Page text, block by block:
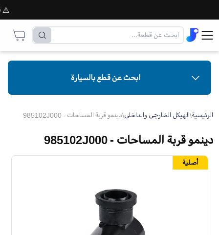
⚠️
ابحث عن قطع بالسيارة
الرئيسية\الهيكل الخارجي والداخلي\دينمو قربة المساحات - 985102J000
دينمو قربة المساحات - 985102J000
أصلية